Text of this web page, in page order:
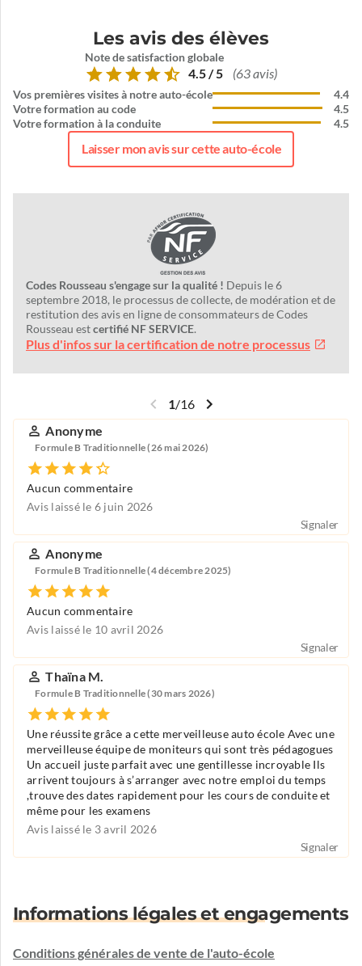
Les avis des élèves
Note de satisfaction globale
4.5 / 5 (63 avis)
Vos premières visites à notre auto-école
Votre formation au code
Votre formation à la conduite
4.4
4.5
4.5
Laisser mon avis sur cette auto-école
Codes Rousseau s'engage sur la qualité ! Depuis le 6
septembre 2018, le processus de collecte, de modération et de
restitution des avis en ligne de consommateurs de Codes
Rousseau estcertifié NF SERVICE.
Plus d'infos sur la certification de notre processus
1/16
Anonyme
Formule B Traditionnelle (26 mai 2026)
Aucun commentaire
Avis laissé le 6 juin 2026
Signaler
Anonyme
Formule B Traditionnelle (4 décembre 2025)
Aucun commentaire
Avis laissé le 10 avril 2026
Signaler
Thaïna M.
Formule B Traditionnelle (30 mars 2026)
Une réussite grâce a cette merveilleuse auto école Avec une
merveilleuse équipe de moniteurs qui sont très pédagogues
Un accueil juste parfait avec une gentillesse incroyable Ils
arrivent toujours à s’arranger avec notre emploi du temps
,trouve des dates rapidement pour les cours de conduite et
même pour les examens
Avis laissé le 3 avril 2026
Signaler
Informations légales et engagements
Conditions générales de vente de l'auto-école